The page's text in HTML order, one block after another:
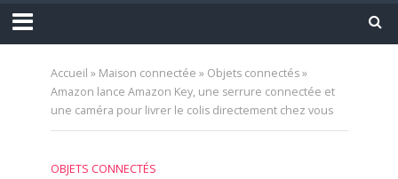
Accueil » Maison connectée » Objets connectés»
Amazon lance Amazon Key, une serrure connectée et
une caméra pour livrer le colis directement chez vous
OBJETS CONNECTÉS